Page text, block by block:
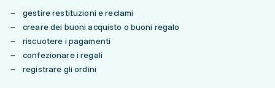
gestire restituzioni e reclami
creare dei buoni acquisto o buoni regalo
riscuotere i pagamenti
confezionare i regali
registrare gli ordini